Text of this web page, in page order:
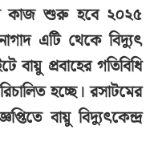
কাজ শুরু হবে ২০২৫
এটি থেকে বিদ্যুৎ
বায়ু প্রবাহের গতিবিধি
হচ্ছে। রসাটমের
বায়ু বিদ্যুৎকেন্দ্র